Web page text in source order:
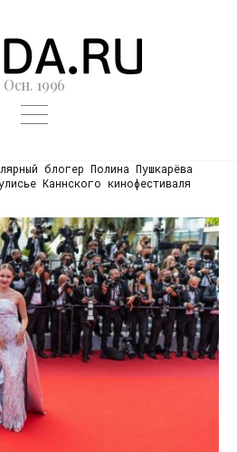
Осн. 1996
блогер Полина Пушкарёва
Каннского кинофестиваля